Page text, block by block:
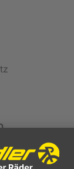
vonCastelli